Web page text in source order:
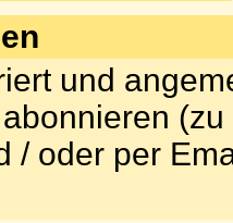
und
/ oder per